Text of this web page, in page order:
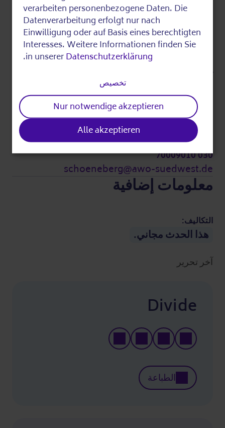
عرض في خرائط غوغل
من
AWO Kreisverband Südwest e.V. und
Seniorennetz Berlin
الأسئلة:
Nadin Beuthien
030 70009010
schoeneberg@awo-suedwest.de
معلومات إضافية
التكاليف:
هذا الحدث مجاني.
آخر تحرير
Divide
الطباعة
of
personal
data
verarbeiten personenbezogene Daten. Die
Datenverarbeitung erfolgt nur nach
Einwilligung oder auf Basis eines berechtigten
Interesses. Weitere Informationen finden Sie
in unsererDatenschutzerklärung
.
تخصيص
Nur notwendige akzeptieren
Alle akzeptieren